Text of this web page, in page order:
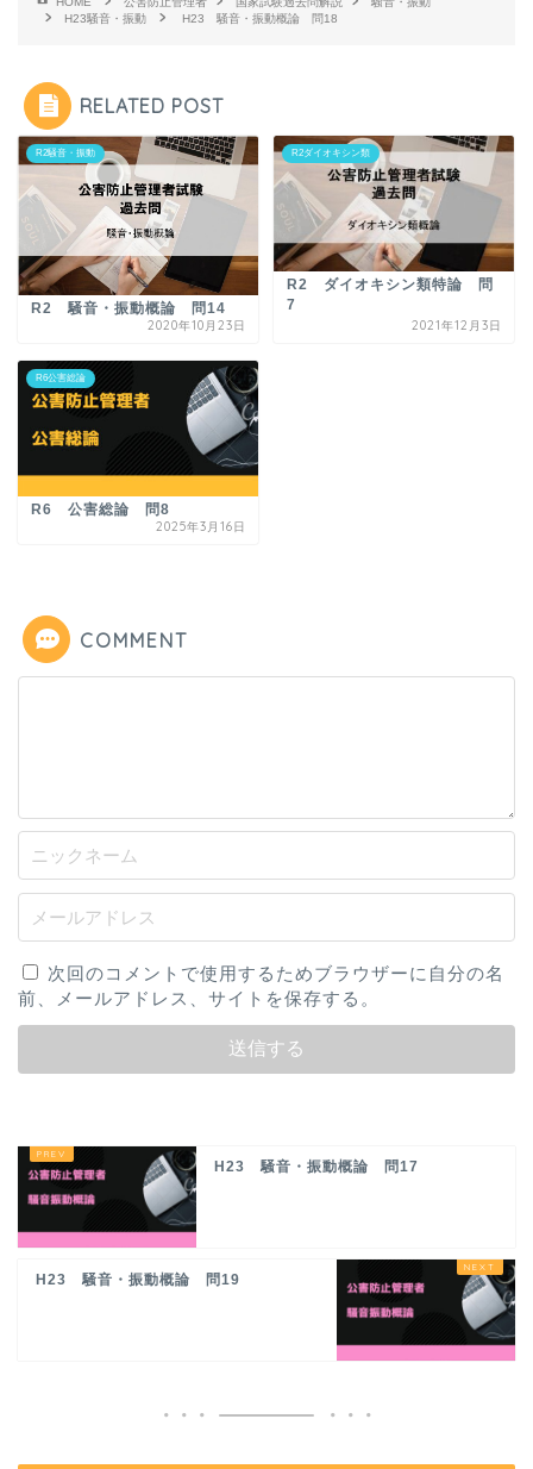
H23騒音・振動
H23 騒音・振動概論 問18
RELATED POST
R2騒音・振動
R2 騒音・振動概論 問14
2020年10月23日
R2ダイオキシン類
R2 ダイオキシン類特論 問
7
2021年12月3日
R6公害総論
R6 公害総論 問8
2025年3月16日
COMMENT
次回のコメントで使用するためブラウザーに自分の名
前、メールアドレス、サイトを保存する。
H23 騒音・振動概論 問17
H23 騒音・振動概論 問19